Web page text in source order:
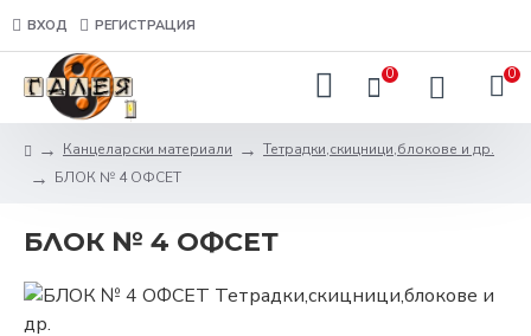
ВХОД РЕГИСТРАЦИЯ
0 0
Канцеларски материали
Тетрадки,скицници,блокове и др.
БЛОК № 4 ОФСЕТ
БЛОК № 4 ОФСЕТ